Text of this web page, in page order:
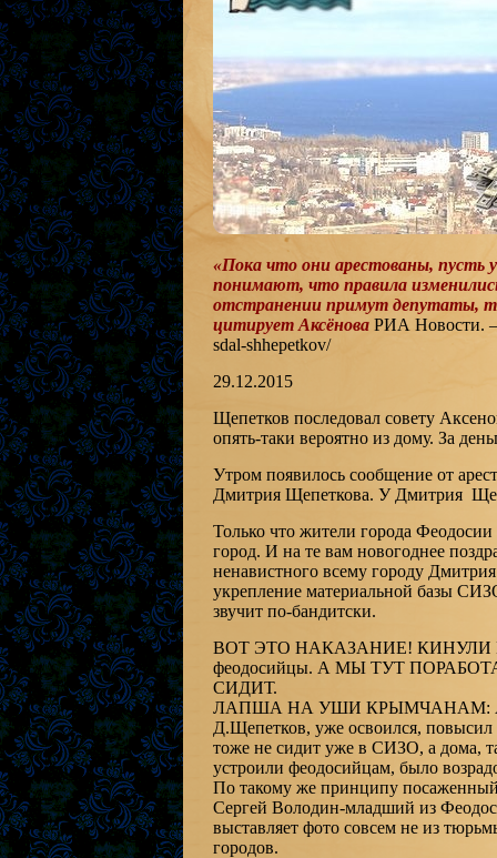
«Пока что они арестованы, пусть
понимают, что правила
отстранении примут депутаты,
цитирует АксёноваРИА Новости. —
sdal-shhepetkov/
29.12.2015
Щепетков последовал совету
опять-таки вероятно из дому. За
Утром появилось сообщение от
Дмитрия Щепеткова. У Дмитрия
Только что жители города Феодосии
город. И на те вам новогоднее
ненавистного всему городу
укрепление материальной базы
звучит по-бандитски.
ВОТ ЭТО НАКАЗАНИЕ!
феодосийцы. А МЫ ТУТ
СИДИТ.
ЛАПША НА УШИ КРЫМЧАНАМ:
Д.Щепетков, уже освоился,
тоже не сидит уже в СИЗО, а дома,
устроили феодосийцам, было
По такому же принципу
Сергей Володин-младший из
выставляет фото совсем не из
городов.